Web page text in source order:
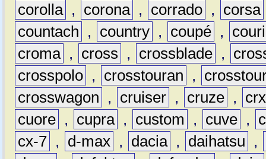
corolla , corona , corrado , corsa
countach
, country , coupé ,
croma , cross , crossblade ,
crosspolo , crosstouran ,
crosswagon
, cruiser , cruze ,
crx
cuore , cupra , custom , cuve ,
cx-7 , d-max , dacia , daihatsu
,